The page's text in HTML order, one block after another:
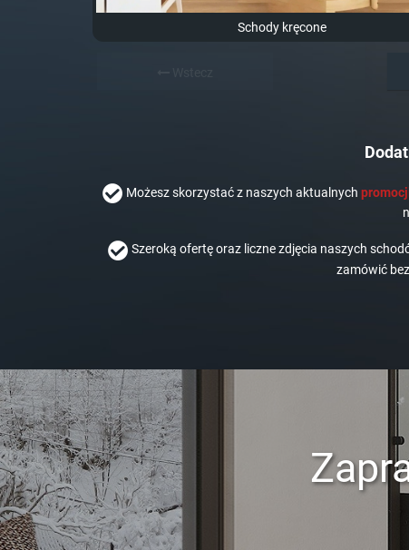
Schody kręcone
Możesz skorzystać z naszych aktualnych
Szeroką ofertę oraz liczne zdjęcia naszych
zamówić